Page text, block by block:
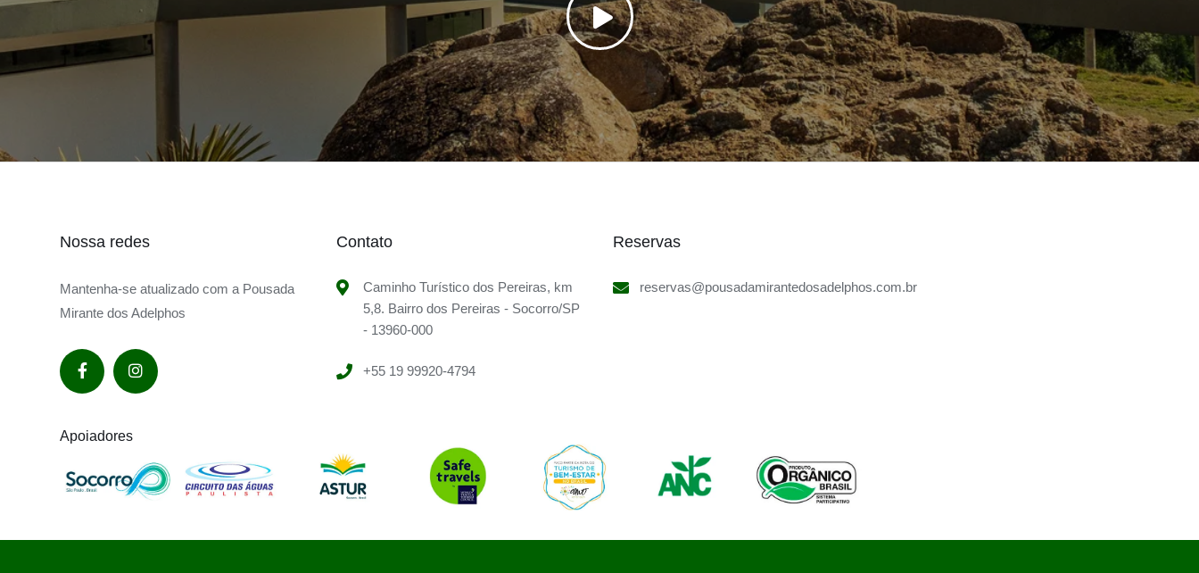
Nossa redes
Mantenha-se atualizado com a Pousada
Mirante dos Adelphos
Contato
Caminho Turístico dos Pereiras, km
5,8. Bairro dos Pereiras - Socorro/SP
- 13960-000
+55 19 99920-4794
Reservas
reservas@pousadamirantedosadelphos.com.br
Apoiadores